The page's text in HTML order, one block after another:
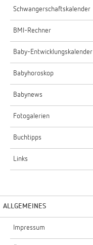
Schwangerschaftskalender
BMI-Rechner
Baby-Entwicklungskalender
Babyhoroskop
Babynews
Fotogalerien
Buchtipps
Links
ALLGEMEINES
Impressum